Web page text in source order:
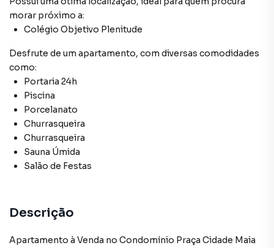
morar próximo a:
Colégio Objetivo Plenitude
Desfrute de um apartamento, com diversas comodidades
como:
Portaria 24h
Piscina
Porcelanato
Churrasqueira
Churrasqueira
Sauna Úmida
Salão de Festas
Descrição
Apartamento à Venda no Condomínio Praça Cidade Maia